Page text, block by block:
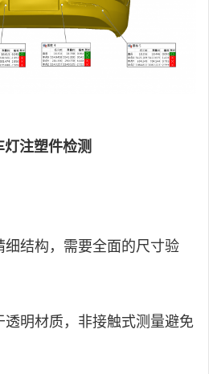
注塑件检测
结构，需要全面的尺寸验
明材质，非接触式测量避免